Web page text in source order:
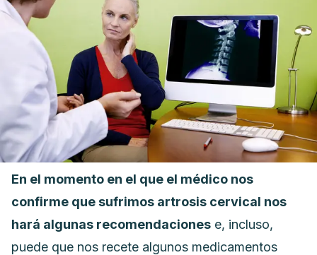
En el momento en el que el médico nos
confirme que sufrimos artrosis cervical nos
hará algunas recomendaciones e, incluso,
puede que nos recete algunos medicamentos